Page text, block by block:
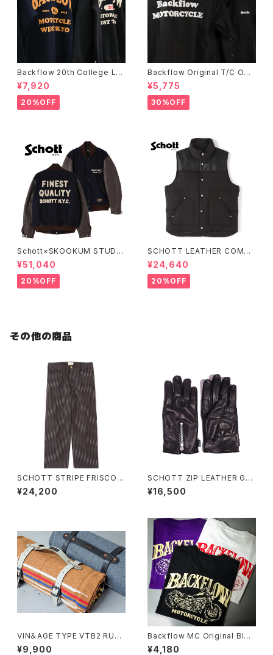
Backflow 20th College Lo
go T/C Sweat
¥7,920
20%OFF
Backflow Original T/C Ope
n Collar S/S Work Shirt
¥5,775
30%OFF
Schott×SKOOKUM STUDIU
M JACKET FINEST QUALIT
Y
¥51,040
20%OFF
SCHOTT LEATHER COMBI
DOWN VEST
¥24,640
20%OFF
その他の商品
SCHOTT STRIPE FRISCO P
ANTS
¥24,200
SCHOTT ZIP LEATHER GL
OVE
¥16,500
VIN＆AGE TYPE VTB2 RUG
& LEATHER RUG HOLDER
¥9,900
Backflow MC Original BIKE
LOGO S/S TEE
¥4,180